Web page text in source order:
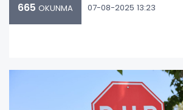
665 OKUNMA 07-08-2025 13:23